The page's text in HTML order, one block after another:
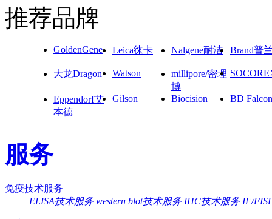
推荐品牌
GoldenGene Leica徕卡 Nalgene耐洁 Brand普
大龙Dragon Watson
millipore/密理
博
Eppendorf艾
本德
Gilson Biocision BD Falcon
服务
免疫技术服务
ELISA技术服务 western blot技术服务 IHC技术服务 IF/